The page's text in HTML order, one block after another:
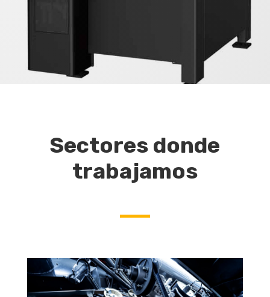
Sectores donde
trabajamos